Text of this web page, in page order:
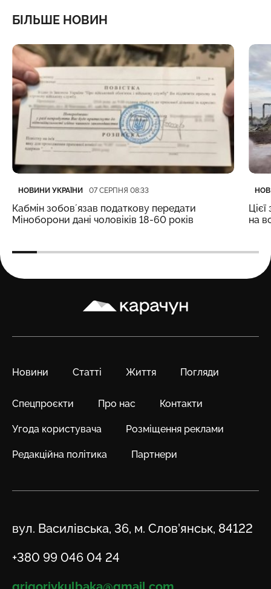
БІЛЬШЕ НОВИН
Категорія
НОВИНИ УКРАЇНИ
Дата публікації 07 СЕРПНЯ 08:33
Кабмін зобовʼязав податкову передати
Міноборони дані чоловіків 18-60 років
на
Карачун
Новини Статті Життя Погляди
Спецпроєкти Про нас Контакти
Угода користувача Розміщення реклами
Редакційна політика Партнери
Адреса
вул. Василівська, 36, м. Слов’янськ, 84122
Телефон
+380 99 046 04 24
Email